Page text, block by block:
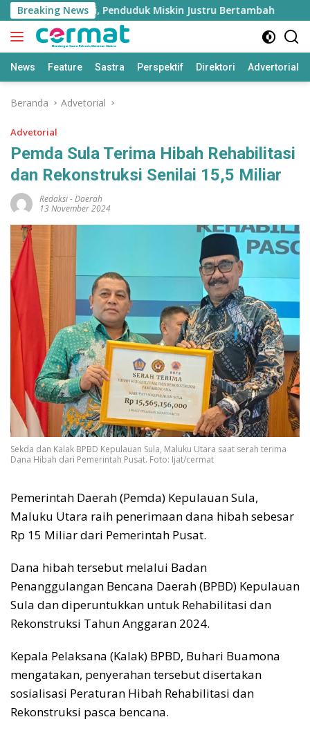
Langsung
ke
konten
Breaking News
Tinggi, Penduduk Miskin Justru Bertambah
News Feature Sastra Perspektif Direktori Advertorial
Beranda Advetorial
Advetorial
Pemda Sula Terima Hibah Rehabilitasi
dan Rekonstruksi Senilai 15,5 Miliar
Redaksi-Daerah
13 November 2024
Sekda dan Kalak BPBD Kepulauan Sula, Maluku Utara saat serah terima
Dana Hibah dari Pemerintah Pusat. Foto: Ijat/cermat
Pemerintah Daerah (Pemda) Kepulauan Sula,
Maluku Utara raih penerimaan dana hibah sebesar
Rp 15 Miliar dari Pemerintah Pusat.
Dana hibah tersebut melalui Badan
Penanggulangan Bencana Daerah (BPBD) Kepulauan
Sula dan diperuntukkan untuk Rehabilitasi dan
Rekonstruksi Tahun Anggaran 2024.
Kepala Pelaksana (Kalak) BPBD, Buhari Buamona
mengatakan, penyerahan tersebut disertakan
sosialisasi Peraturan Hibah Rehabilitasi dan
Rekonstruksi pasca bencana.